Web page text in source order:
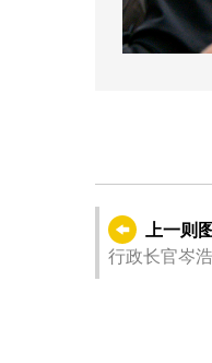
上一则
行政长官岑